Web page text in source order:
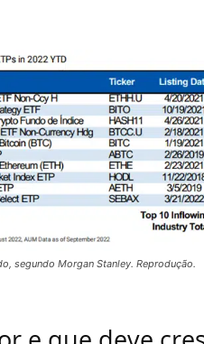
segundo Morgan Stanley. Reprodução.